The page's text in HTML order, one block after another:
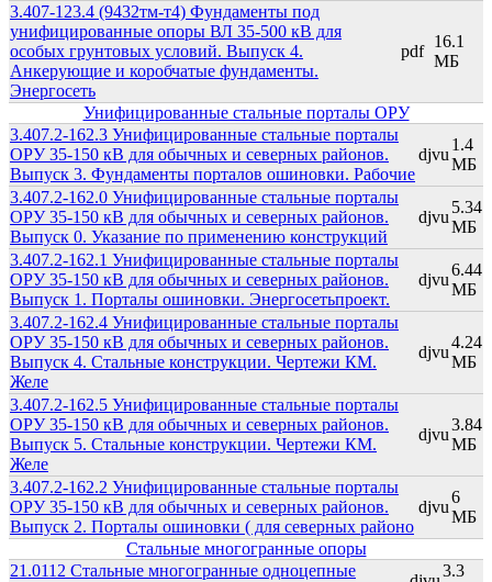
3.407-123.4 (9432тм-т4) Фундаменты под
унифицированные опоры ВЛ 35-500 кВ для
особых грунтовых условий. Выпуск 4.
Анкерующие и коробчатые фундаменты.
Энергосеть
pdf
16.1
МБ
Унифицированные стальные порталы ОРУ
3.407.2-162.3 Унифицированные стальные порталы
ОРУ 35-150 кВ для обычных и северных районов.
Выпуск 3. Фундаменты порталов ошиновки. Рабочие
djvu
1.4
МБ
3.407.2-162.0 Унифицированные стальные порталы
ОРУ 35-150 кВ для обычных и северных районов.
Выпуск 0. Указание по применению конструкций
djvu
5.34
МБ
3.407.2-162.1 Унифицированные стальные порталы
ОРУ 35-150 кВ для обычных и северных районов.
Выпуск 1. Порталы ошиновки. Энергосетьпроект.
djvu
6.44
МБ
3.407.2-162.4 Унифицированные стальные порталы
ОРУ 35-150 кВ для обычных и северных районов.
Выпуск 4. Стальные конструкции. Чертежи КМ.
Желе
djvu
4.24
МБ
3.407.2-162.5 Унифицированные стальные порталы
ОРУ 35-150 кВ для обычных и северных районов.
Выпуск 5. Стальные конструкции. Чертежи КМ.
Желе
djvu
3.84
МБ
3.407.2-162.2 Унифицированные стальные порталы
ОРУ 35-150 кВ для обычных и северных районов.
Выпуск 2. Порталы ошиновки ( для северных районо
djvu
6
МБ
Стальные многогранные опоры
21.0112 Стальные многогранные одноцепные
3.3